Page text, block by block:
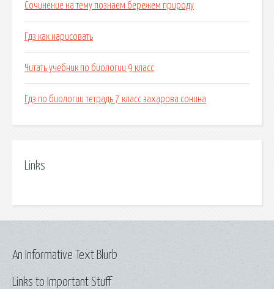
Сочинение на тему познаем бережем природу
Гдз как нарисовать
Читать учебник по биологии 9 класс
Гдз по биологии тетрадь 7 класс захарова сонина
Links
Links to Important Stuff
An Informative Text Blurb